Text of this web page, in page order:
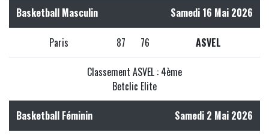
Basketball Masculin Samedi 16 Mai 2026
Paris 87 76 ASVEL
Classement ASVEL : 4ème
Betclic Elite
Basketball Féminin Samedi 2 Mai 2026